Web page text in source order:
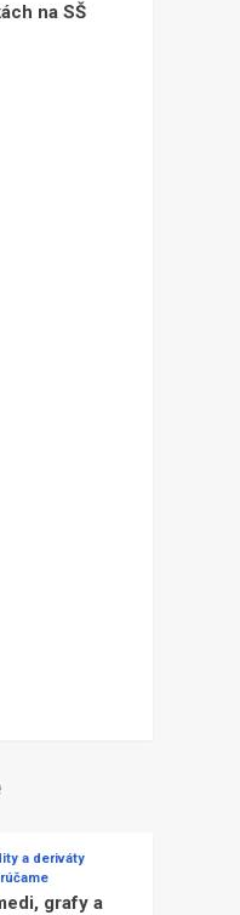
na SŠ
a deriváty
grafy a